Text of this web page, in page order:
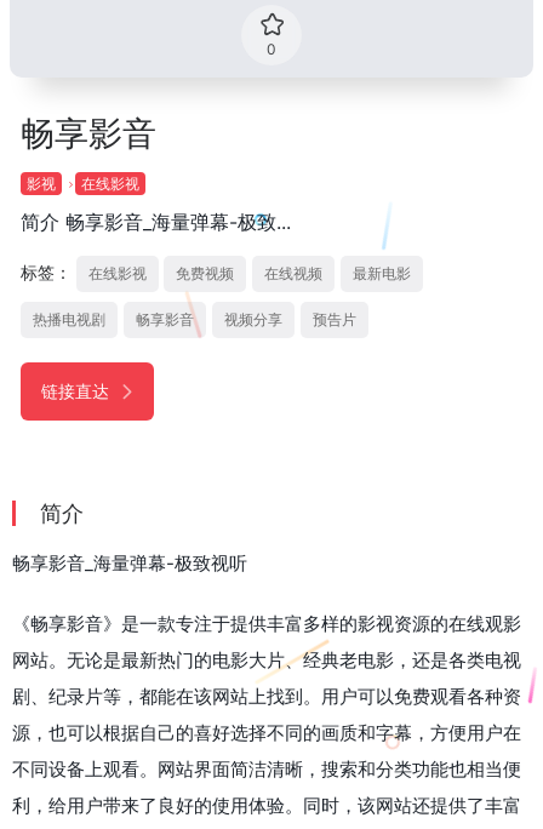
0
畅享影音
影视 在线影视
简介 畅享影音_海量弹幕-极致...
标签： 在线影视 免费视频 在线视频 最新电影
热播电视剧 畅享影音 视频分享 预告片
链接直达
简介
畅享影音_海量弹幕-极致视听
《畅享影音》是一款专注于提供丰富多样的影视资源的在线观影
网站。无论是最新热门的电影大片、经典老电影，还是各类电视
剧、纪录片等，都能在该网站上找到。用户可以免费观看各种资
源，也可以根据自己的喜好选择不同的画质和字幕，方便用户在
不同设备上观看。网站界面简洁清晰，搜索和分类功能也相当便
利，给用户带来了良好的使用体验。同时，该网站还提供了丰富